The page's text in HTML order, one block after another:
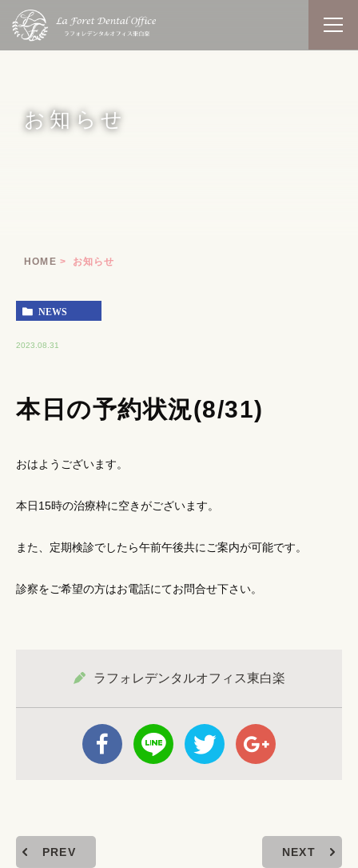
お知らせ
HOME お知らせ
NEWS
2023.08.31
本日の予約状況(8/31)
おはようございます。
本日15時の治療枠に空きがございます。
また、定期検診でしたら午前午後共にご案内が可能です。
診察をご希望の方はお電話にてお問合せ下さい。
ラフォレデンタルオフィス東白楽
PREV NEXT